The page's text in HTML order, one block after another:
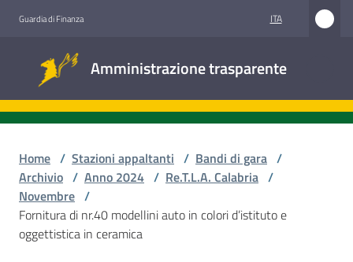
Guardia di Finanza ITA
Amministrazione trasparente
trasparente
Accesso
civico
Home / Stazioni appaltanti / Bandi di gara /
Archivio / Anno 2024 / Re.T.L.A. Calabria /
Novembre /
Fornitura di nr.40 modellini auto in colori d’istituto e
oggettistica in ceramica